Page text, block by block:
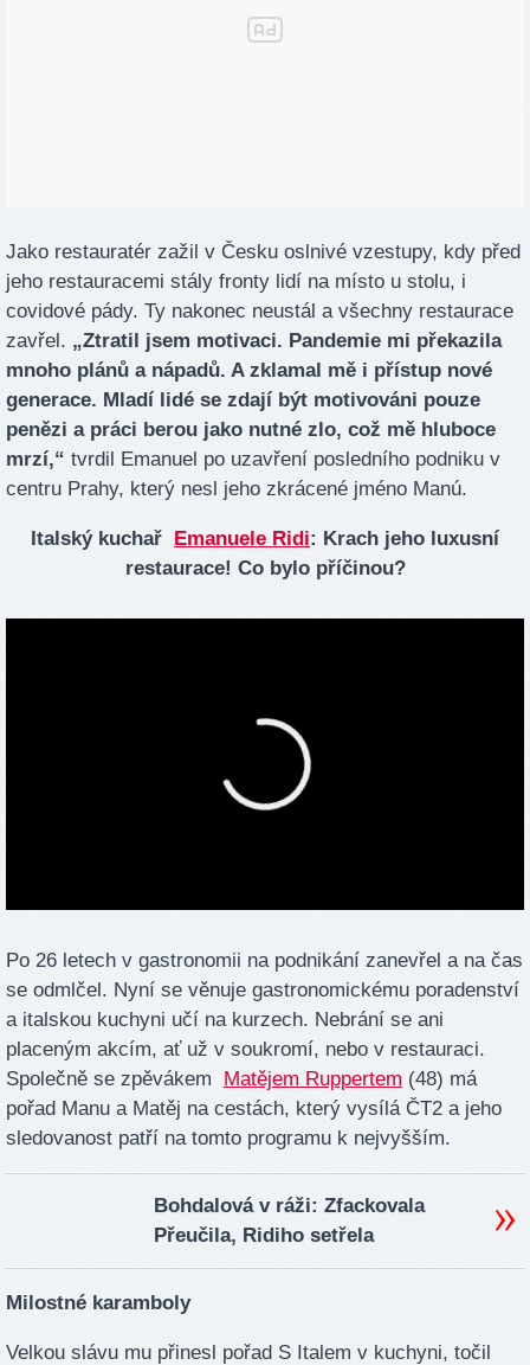
Jako restauratér zažil v Česku oslnivé vzestupy, kdy před
jeho restauracemi stály fronty lidí na místo u stolu, i
covidové pády. Ty nakonec neustál a všechny restaurace
zavřel. „Ztratil jsem motivaci. Pandemie mi překazila
mnoho plánů a nápadů. A zklamal mě i přístup nové
generace. Mladí lidé se zdají být motivováni pouze
penězi a práci berou jako nutné zlo, což mě hluboce
mrzí,“ tvrdil Emanuel po uzavření posledního podniku v
centru Prahy, který nesl jeho zkrácené jméno Manú.
Italský kuchař Emanuele Ridi: Krach jeho luxusní
restaurace! Co bylo příčinou?
Po 26 letech v gastronomii na podnikání zanevřel a na čas
se odmlčel. Nyní se věnuje gastronomickému poradenství
a italskou kuchyni učí na kurzech. Nebrání se ani
placeným akcím, ať už v soukromí, nebo v restauraci.
Společně se zpěvákem
Matějem Ruppertem (48) má
pořad Manu a Matěj na cestách, který vysílá ČT2 a jeho
sledovanost patří na tomto programu k nejvyšším.
Bohdalová v ráži: Zfackovala
Přeučila, Ridiho setřela
Milostné karamboly
Velkou slávu mu přinesl pořad S Italem v kuchyni, točil